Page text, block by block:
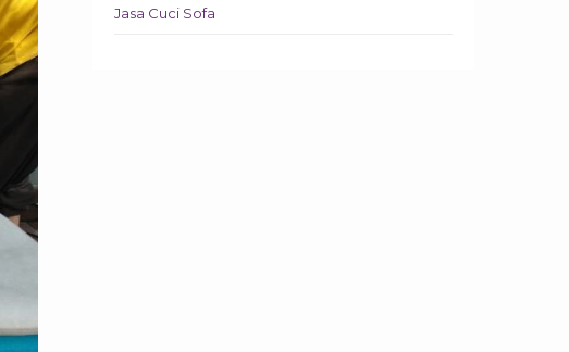
Jasa Cuci Sofa